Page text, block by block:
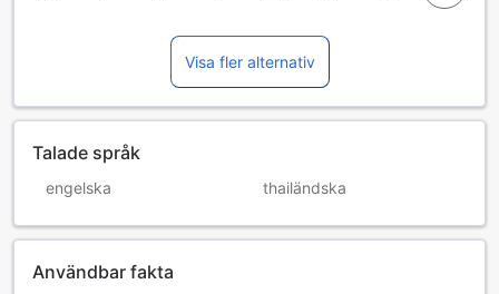
Visa fler alternativ
Talade språk
engelska thailändska
Användbar fakta